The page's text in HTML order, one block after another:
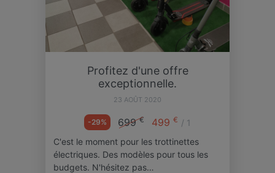
Profitez d'une offre
exceptionnelle.
23 AOÛT 2020
-29% 699€ 499 € / 1
C'est le moment pour les trottinettes
électriques. Des modèles pour tous les
budgets. N'hésitez pas…